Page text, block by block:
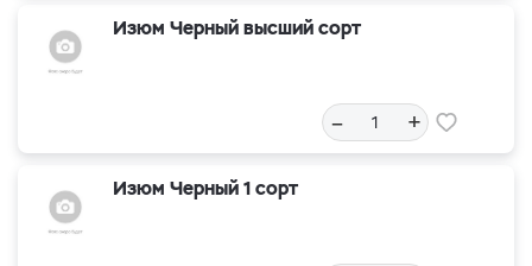
Изюм Черный высший сорт
– +
Изюм Черный 1 сорт